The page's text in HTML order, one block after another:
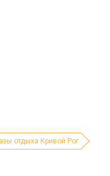
отдыха Кривой Рог